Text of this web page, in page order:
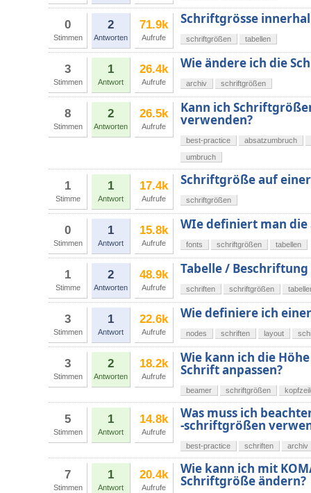
0
Stimmen
2
Antworten
71.9k
Aufrufe
Schriftgrösse
schriftgrößen tabellen
3
Stimmen
1
Antwort
26.4k
Aufrufe
Wie ändere ich die
archiv schriftgrößen
8
Stimmen
2
Antworten
26.5k
Aufrufe
Kann ich
verwenden?
best-practice
absatzumbruch
umbruch
1
Stimme
1
Antwort
17.4k
Aufrufe
Schriftgröße auf
schriftgrößen
0
Stimmen
1
Antwort
15.8k
Aufrufe
WIe definiert man
fonts schriftgrößen tabellen
1
Stimme
2
Antworten
48.9k
Aufrufe
Tabelle /
schriften schriftgrößen
3
Stimmen
1
Antwort
22.6k
Aufrufe
Wie definiere ich
nodes schriften layout
3
Stimmen
2
Antworten
18.2k
Aufrufe
Wie kann ich die
Schrift anpassen?
beamer schriftgrößen
5
Stimmen
1
Antwort
14.8k
Aufrufe
Was muss ich
-schriftgrößen
best-practice schriften archiv
7
Stimmen
1
Antwort
20.4k
Aufrufe
Wie kann ich mit
Schriftgröße ändern?